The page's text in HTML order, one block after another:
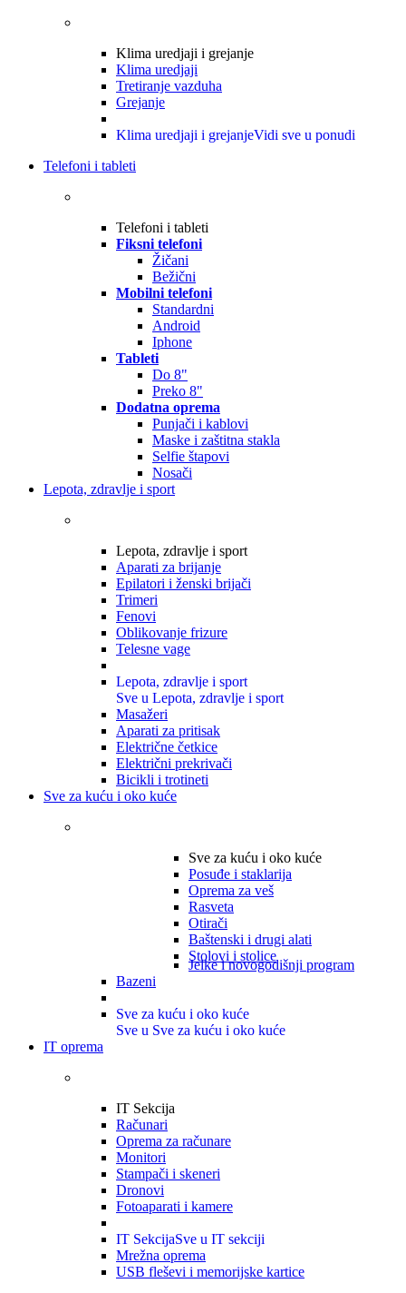
Klima uredjaji i grejanje
Klima uredjaji
Tretiranje vazduha
Grejanje
Klima uredjaji i grejanjeVidi sve u ponudi
Telefoni i tableti
Telefoni i tableti
Fiksni telefoni
Žičani
Bežični
Mobilni telefoni
Standardni
Android
Iphone
Tableti
Do 8"
Preko 8"
Dodatna oprema
Punjači i kablovi
Maske i zaštitna stakla
Selfie štapovi
Nosači
Lepota, zdravlje i sport
Lepota, zdravlje i sport
Aparati za brijanje
Epilatori i ženski brijači
Trimeri
Fenovi
Oblikovanje frizure
Telesne vage
Lepota, zdravlje i sport
Sve u Lepota, zdravlje i sport
Masažeri
Aparati za pritisak
Električne četkice
Električni prekrivači
Bicikli i trotineti
Sve za kuću i oko kuće
Sve za kuću i oko kuće
Posuđe i staklarija
Oprema za veš
Rasveta
Otirači
Baštenski i drugi alati
Stolovi i stolice
Jelke i novogodišnji program
Bazeni
Sve za kuću i oko kuće
Sve u Sve za kuću i oko kuće
IT oprema
IT Sekcija
Računari
Oprema za računare
Monitori
Stampači i skeneri
Dronovi
Fotoaparati i kamere
IT SekcijaSve u IT sekciji
Mrežna oprema
USB fleševi i memorijske kartice